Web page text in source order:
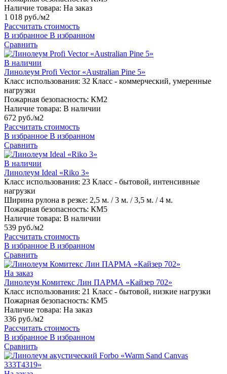
Наличие товара: На заказ
1 018 руб./м2
Рассчитать стоимость
В избранное В избранном
Сравнить
В наличии
Линолеум Profi Vector «Australian Pine 5»
Класс использования: 32 Класс - коммерческий, умеренные
нагрузки
Пожарная безопасность: КМ2
Наличие товара: В наличии
672 руб./м2
Рассчитать стоимость
В избранное В избранном
Сравнить
В наличии
Линолеум Ideal «Riko 3»
Класс использования: 23 Класс - бытовой, интенсивные
нагрузки
Ширина рулона в резке: 2,5 м. / 3 м. / 3,5 м. / 4 м.
Пожарная безопасность: КМ5
Наличие товара: В наличии
539 руб./м2
Рассчитать стоимость
В избранное В избранном
Сравнить
На заказ
Линолеум Комитекс Лин ПАРМА «Кайзер 702»
Класс использования: 21 Класс - бытовой, низкие нагрузки
Пожарная безопасность: КМ5
Наличие товара: На заказ
336 руб./м2
Рассчитать стоимость
В избранное В избранном
Сравнить